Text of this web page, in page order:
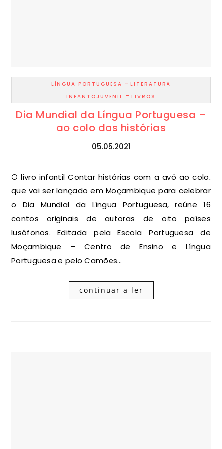
LÍNGUA PORTUGUESA - LITERATURA
INFANTOJUVENIL - LIVROS
Dia Mundial da Língua Portuguesa –
ao colo das histórias
05.05.2021
O livro infantil Contar histórias com a avó ao colo,
que vai ser lançado em Moçambique para celebrar
o Dia Mundial da Língua Portuguesa, reúne 16
contos originais de autoras de oito países
lusófonos. Editada pela Escola Portuguesa de
Moçambique – Centro de Ensino e Língua
Portuguesa e pelo Camões…
continuar a ler